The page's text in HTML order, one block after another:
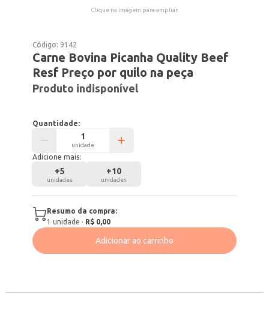
Clique na imagem para ampliar.
Código: 9142
Carne Bovina Picanha Quality Beef
Resf Preço por quilo na peça
Produto indisponível
Quantidade:
unidade
Adicione mais:
+5
unidades
+10
unidades
Resumo da compra:
1 unidade · R$ 0,00
Adicionar ao carrinho